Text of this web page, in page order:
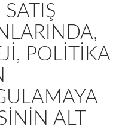
POLITIKA
ALT